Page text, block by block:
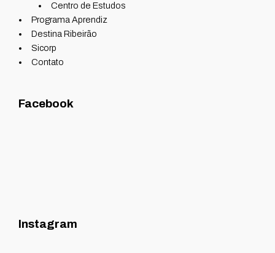
Centro de Estudos
Programa Aprendiz
Destina Ribeirão
Sicorp
Contato
Facebook
Instagram